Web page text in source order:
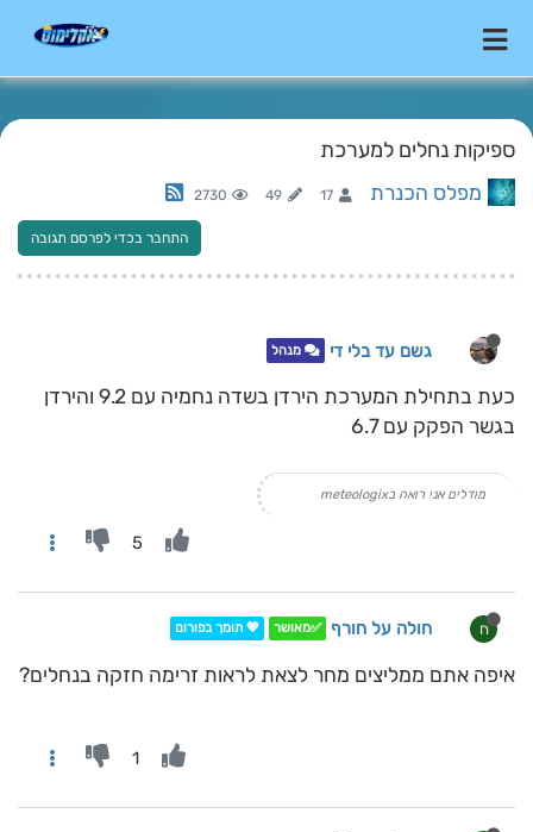
ספיקות נחלים למערכת
מפלס הכנרת 17
49
2730
התחבר בכדי לפרסם תגובה
גשם עד בלי די מנהל
כעת בתחילת המערכת הירדן בשדה נחמיה עם 9.2 והירדן
בגשר הפקק עם 6.7
מודלים אני רואה בmeteologix
5
ח חולה על חורף ✅מאושר 💖 תומך בפורום
איפה אתם ממליצים מחר לצאת לראות זרימה חזקה בנחלים?
1